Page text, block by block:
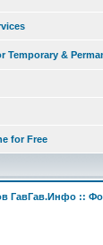
Temporary &
for Free
ГавГав.Инфо ::